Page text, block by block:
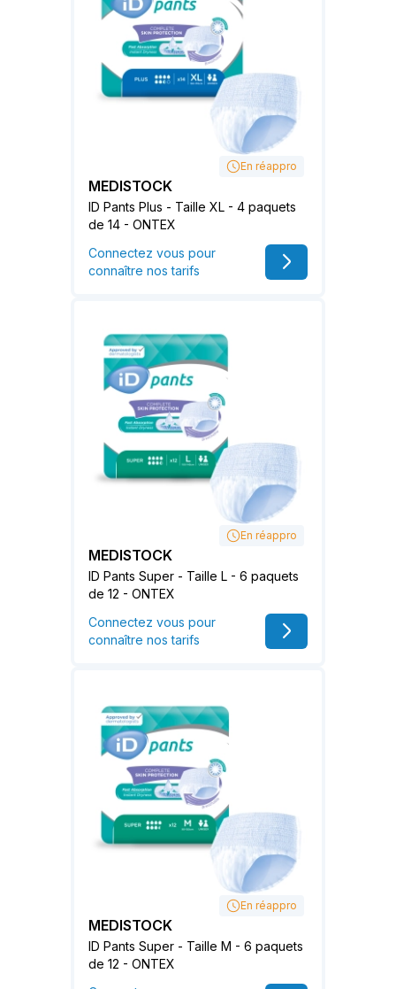
En réappro
MEDISTOCK
ID Pants Plus - Taille XL - 4 paquets
de 14 - ONTEX
Connectez vous pour
connaître nos tarifs
En réappro
MEDISTOCK
ID Pants Super - Taille L - 6 paquets
de 12 - ONTEX
Connectez vous pour
connaître nos tarifs
En réappro
MEDISTOCK
ID Pants Super - Taille M - 6 paquets
de 12 - ONTEX